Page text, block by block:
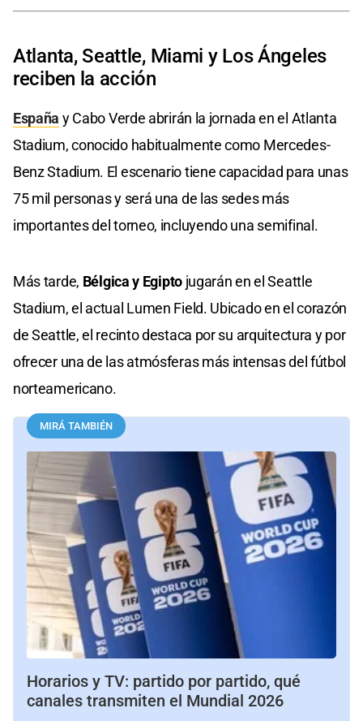
Atlanta, Seattle, Miami y Los Ángeles
reciben la acción
España y Cabo Verde abrirán la jornada en el Atlanta
Stadium, conocido habitualmente como Mercedes-
Benz Stadium. El escenario tiene capacidad para unas
75 mil personas y será una de las sedes más
importantes del torneo, incluyendo una semifinal.
Más tarde, Bélgica y Egiptojugarán en el Seattle
Stadium, el actual Lumen Field. Ubicado en el corazón
de Seattle, el recinto destaca por su arquitectura y por
ofrecer una de las atmósferas más intensas del fútbol
norteamericano.
MIRÁ TAMBIÉN
Horarios y TV: partido por partido, qué
canales transmiten el Mundial 2026